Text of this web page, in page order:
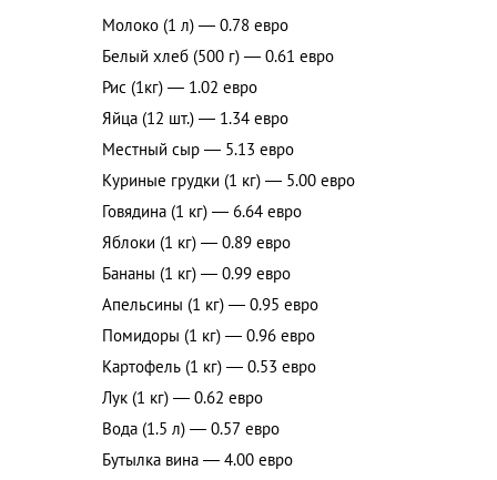
Молоко (1 л) — 0.78 евро
Белый хлеб (500 г) — 0.61 евро
Рис (1кг) — 1.02 евро
Яйца (12 шт.) — 1.34 евро
Местный сыр — 5.13 евро
Куриные грудки (1 кг) — 5.00 евро
Говядина (1 кг) — 6.64 евро
Яблоки (1 кг) — 0.89 евро
Бананы (1 кг) — 0.99 евро
Апельсины (1 кг) — 0.95 евро
Помидоры (1 кг) — 0.96 евро
Картофель (1 кг) — 0.53 евро
Лук (1 кг) — 0.62 евро
Вода (1.5 л) — 0.57 евро
Бутылка вина — 4.00 евро